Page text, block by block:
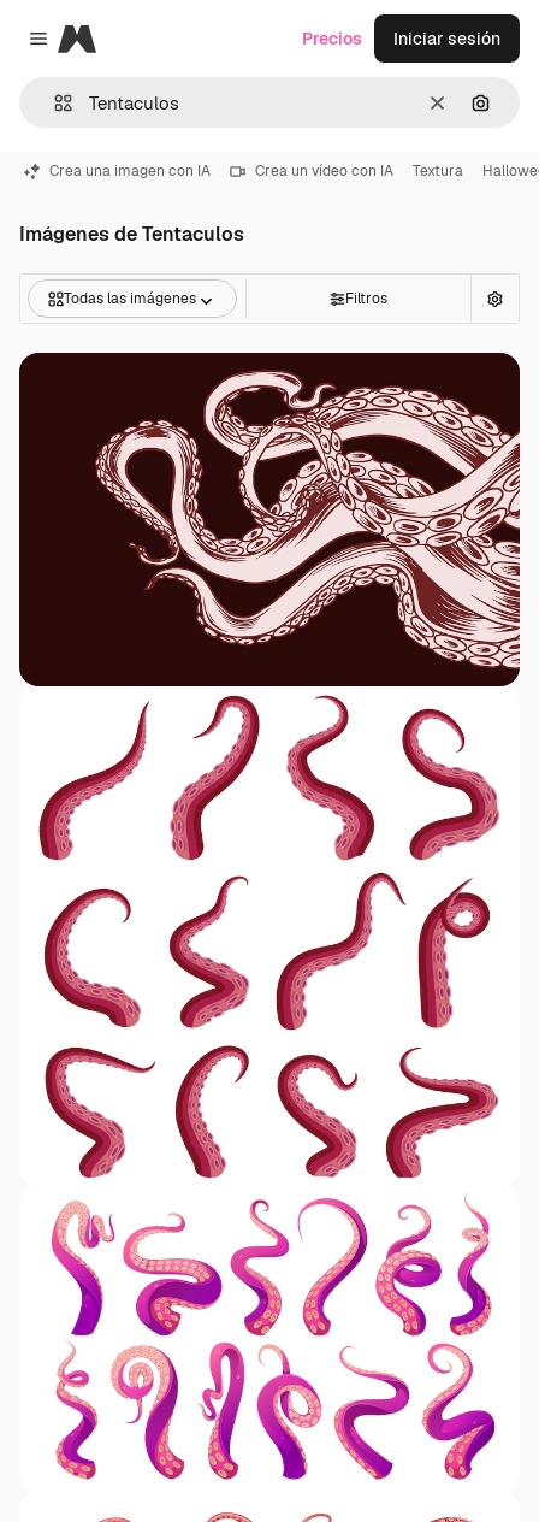
Close menu
Magnific
Borrar
Precios Iniciar sesión
Crea una imagen con IA Crea un vídeo con IA Textura
Imágenes de Tentaculos
Todas las imágenes Filtros